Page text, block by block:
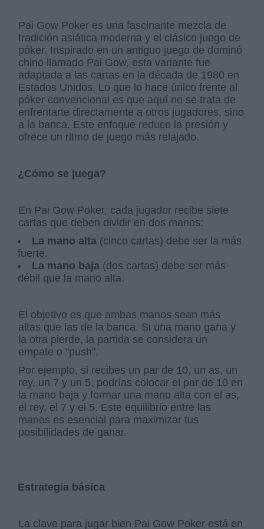
Pai Gow Poker es una fascinante mezcla de
tradición asiática moderna y el clásico juego de
póker. Inspirado en un antiguo juego de dominó
chino llamado Pai Gow, esta variante fue
adaptada a las cartas en la década de 1980 en
Estados Unidos. Lo que lo hace único frente al
póker convencional es que aquí no se trata de
enfrentarte directamente a otros jugadores, sino
a la banca. Este enfoque reduce la presión y
ofrece un ritmo de juego más relajado.
¿Cómo se juega?
En Pai Gow Poker, cada jugador recibe siete
cartas que deben dividir en dos manos:
La mano alta (cinco cartas) debe ser la más
fuerte.
La mano baja (dos cartas) debe ser más
débil que la mano alta.
El objetivo es que ambas manos sean más
altas que las de la banca. Si una mano gana y
la otra pierde, la partida se considera un
empate o "push".
Por ejemplo, si recibes un par de 10, un as, un
rey, un 7 y un 5, podrías colocar el par de 10 en
la mano baja y formar una mano alta con el as,
el rey, el 7 y el 5. Este equilibrio entre las
manos es esencial para maximizar tus
posibilidades de ganar.
Estrategia básica
La clave para jugar bien Pai Gow Poker está en